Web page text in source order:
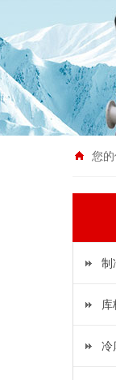
您的
制
库
冷